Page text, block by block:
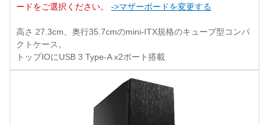
ードをご選択ください。 ->マザーボードを変更する
高さ 27.3cm、奥行35.7cmのmini-ITX規格のキューブ型コンパ
クトケース。
トップIOにUSB 3 Type-A x2ポート搭載